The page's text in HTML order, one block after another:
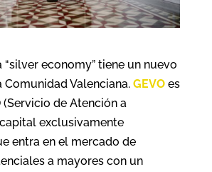
“silver economy” tiene un nuevo
Comunidad Valenciana. GEVOes
(Servicio de Atención a
exclusivamente
entra en el mercado de
a mayores con un